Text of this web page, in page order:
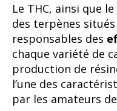
Le THC, ainsi que
des terpènes
responsables des
chaque variété de
production de
l’une des
par les amateurs